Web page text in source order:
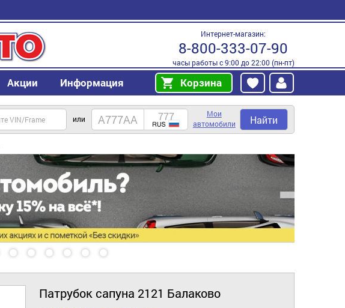
Интернет-магазин:
8-800-333-07-90
часы работы с 9:00 до 22:00 (пн-пт)
Акции Информация Корзина
или
Мои
автомобили
Найти
Патрубок сапуна 2121 Балаково